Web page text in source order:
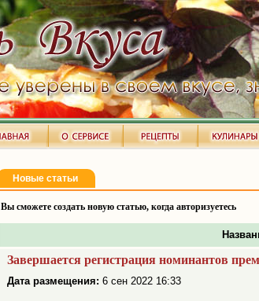
Новые статьи
Вы сможете создать новую статью, когда авторизуетесь
Завершается регистрация номинантов
Дата размещения: 6 сен 2022 16:33